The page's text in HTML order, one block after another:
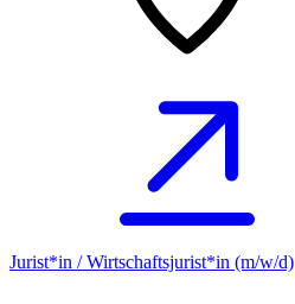
Jurist*in / Wirtschafts­jurist*in (m/w/d)